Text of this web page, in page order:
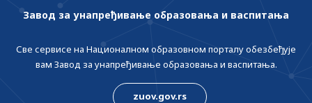
Завод за унапређивање образовања и васпитања
Све сервисе на Националном образовном порталу обезбеђује
вам Завод за унапређивање образовања и васпитања.
zuov.gov.rs